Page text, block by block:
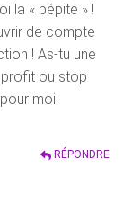
la « pépite » !
de compte
! As-tu une
ou stop
moi.
RÉPONDRE